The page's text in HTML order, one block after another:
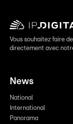
Vous souhaitez faire
directement avec
News
National
International
Panorama